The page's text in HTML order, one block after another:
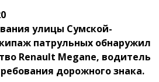
улицы Сумской-
патрульных обнаружил
Renault Megane, водитель
дорожного знака.